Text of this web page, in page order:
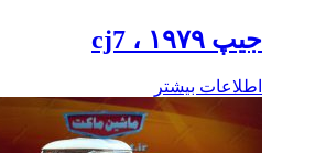
جیپ cj7 ، ۱۹۷۹
اطلاعات بیشتر